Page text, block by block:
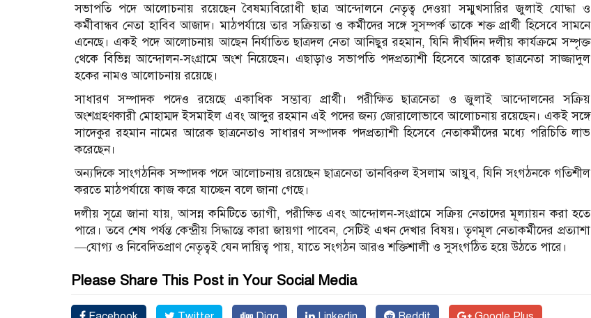
সভাপতি পদে আলোচনায় রয়েছেন বৈষম্যবিরোধী ছাত্র আন্দোলনে নেতৃত্ব দেওয়া সম্মুখসারির জুলাই যোদ্ধা ও
কর্মীবান্ধব নেতা হাবিব আজাদ। মাঠপর্যায়ে তার সক্রিয়তা ও কর্মীদের সঙ্গে সুসম্পর্ক তাকে শক্ত প্রার্থী হিসেবে সামনে
এনেছে। একই পদে আলোচনায় আছেন নির্যাতিত ছাত্রদল নেতা আনিছুর রহমান, যিনি দীর্ঘদিন দলীয় কার্যক্রমে সম্পৃক্ত
থেকে বিভিন্ন আন্দোলন-সংগ্রামে অংশ নিয়েছেন। এছাড়াও সভাপতি পদপ্রত্যাশী হিসেবে আরেক ছাত্রনেতা সাজ্জাদুল
হকের নামও আলোচনায় রয়েছে।
সাধারণ সম্পাদক পদেও রয়েছে একাধিক সম্ভাব্য প্রার্থী। পরীক্ষিত ছাত্রনেতা ও জুলাই আন্দোলনের সক্রিয়
অংশগ্রহণকারী মোহাম্মদ ইসমাইল এবং আব্দুর রহমান এই পদের জন্য জোরালোভাবে আলোচনায় রয়েছেন। একই সঙ্গে
সাদেকুর রহমান নামের আরেক ছাত্রনেতাও সাধারণ সম্পাদক পদপ্রত্যাশী হিসেবে নেতাকর্মীদের মধ্যে পরিচিতি লাভ
করেছেন।
অন্যদিকে সাংগঠনিক সম্পাদক পদে আলোচনায় রয়েছেন ছাত্রনেতা তানবিরুল ইসলাম আয়ুব, যিনি সংগঠনকে গতিশীল
করতে মাঠপর্যায়ে কাজ করে যাচ্ছেন বলে জানা গেছে।
দলীয় সূত্রে জানা যায়, আসন্ন কমিটিতে ত্যাগী, পরীক্ষিত এবং আন্দোলন-সংগ্রামে সক্রিয় নেতাদের মূল্যায়ন করা হতে
পারে। তবে শেষ পর্যন্ত কেন্দ্রীয় সিদ্ধান্তে কারা জায়গা পাবেন, সেটিই এখন দেখার বিষয়। তৃণমূল নেতাকর্মীদের প্রত্যাশা
—যোগ্য ও নিবেদিতপ্রাণ নেতৃত্বই যেন দায়িত্ব পায়, যাতে সংগঠন আরও শক্তিশালী ও সুসংগঠিত হয়ে উঠতে পারে।
Please Share This Post in Your Social Media